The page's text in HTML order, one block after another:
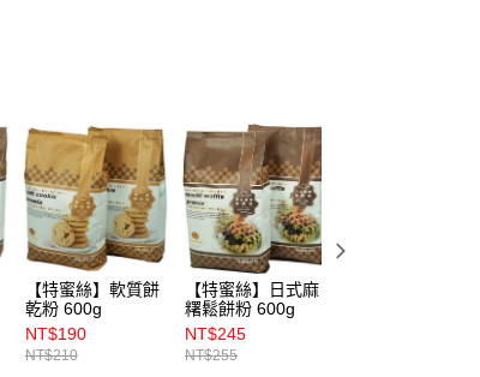
【特蜜絲】軟質餅
乾粉 600g
NT$190
NT$210
【特蜜絲】日式麻
糬鬆餅粉 600g
NT$245
NT$255